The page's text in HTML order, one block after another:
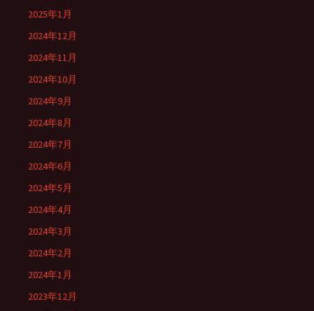
2025年1月
2024年12月
2024年11月
2024年10月
2024年9月
2024年8月
2024年7月
2024年6月
2024年5月
2024年4月
2024年3月
2024年2月
2024年1月
2023年12月